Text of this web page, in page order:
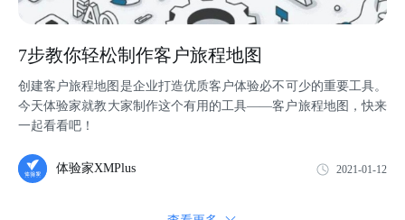
7步教你轻松制作客户旅程地图
创建客户旅程地图是企业打造优质客户体验必不可少的重要工具。
今天体验家就教大家制作这个有用的工具——客户旅程地图，快来
一起看看吧！
体验家XMPlus 2021-01-12